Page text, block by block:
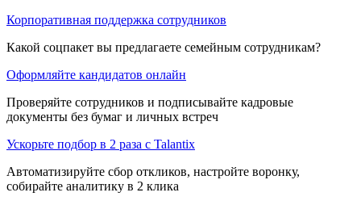
Корпоративная поддержка сотрудников
Какой соцпакет вы предлагаете семейным сотрудникам?
Оформляйте кандидатов онлайн
Проверяйте сотрудников и подписывайте кадровые
документы без бумаг и личных встреч
Ускорьте подбор в 2 раза с Talantix
Автоматизируйте сбор откликов, настройте воронку,
собирайте аналитику в 2 клика